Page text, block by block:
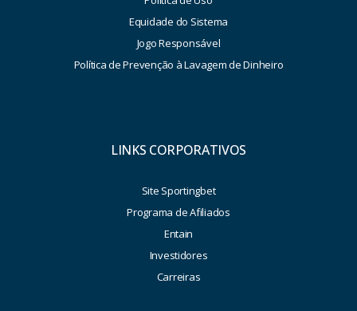
Equidade do Sistema
Jogo Responsável
Política de Prevenção à Lavagem de Dinheiro
LINKS CORPORATIVOS
Site Sportingbet
Programa de Afiliados
Entain
Investidores
Carreiras